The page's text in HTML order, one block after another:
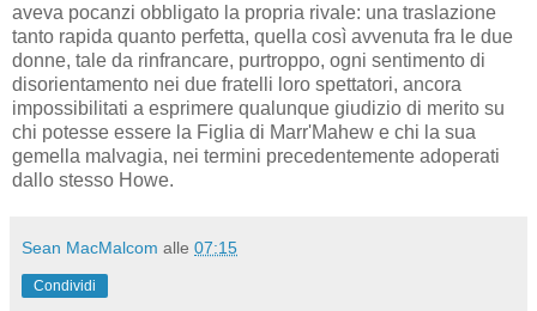
aveva pocanzi obbligato la propria rivale: una traslazione
tanto rapida quanto perfetta, quella così avvenuta fra le due
donne, tale da rinfrancare, purtroppo, ogni sentimento di
disorientamento nei due fratelli loro spettatori, ancora
impossibilitati a esprimere qualunque giudizio di merito su
chi potesse essere la Figlia di Marr'Mahew e chi la sua
gemella malvagia, nei termini precedentemente adoperati
dallo stesso Howe.
Sean MacMalcom alle 07:15
Condividi